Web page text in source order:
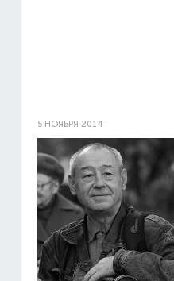
5 НОЯБРЯ 2014